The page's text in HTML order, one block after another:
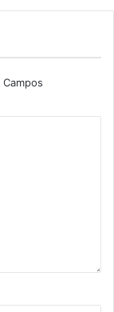
Campos